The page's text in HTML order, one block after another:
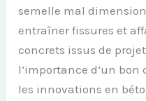
semelle mal
entraîner fissures et
concrets issus de
l’importance d’un
les innovations en